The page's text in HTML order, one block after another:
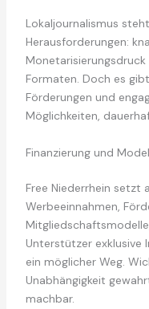
Lokaljournalismus
Herausforderungen:
Formaten. Doch es
Förderungen und
Möglichkeiten,
Finanzierung und
Free Niederrhein setzt
Werbeeinnahmen,
Unterstützer exklusive
ein möglicher Weg.
Unabhängigkeit
machbar.